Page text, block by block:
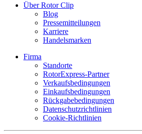
Über Rotor Clip
Blog
Pressemitteilungen
Karriere
Handelsmarken
Firma
Standorte
RotorExpress-Partner
Verkaufsbedingungen
Einkaufsbedingungen
Rückgabebedingungen
Datenschutzrichtlinien
Cookie-Richtlinien